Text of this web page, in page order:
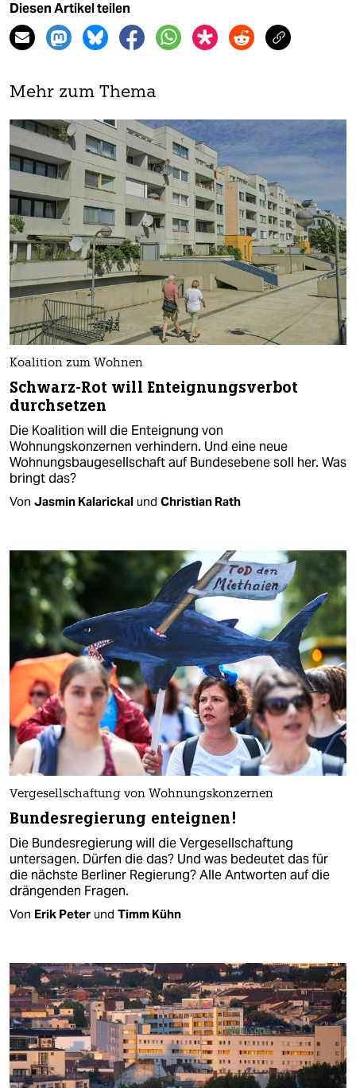
Diesen Artikel teilen
Mehr zum Thema
Koalition zum Wohnen
Schwarz-Rot will Enteignungsverbot
durchsetzen
Die Koalition will die Enteignung von
Wohnungskonzernen verhindern. Und eine neue
Wohnungsbaugesellschaft auf Bundesebene soll her. Was
bringt das?
Von Jasmin Kalarickal und Christian Rath
Vergesellschaftung von Wohnungskonzernen
Bundesregierung enteignen!
Die Bundesregierung will die Vergesellschaftung
untersagen. Dürfen die das? Und was bedeutet das für
die nächste Berliner Regierung? Alle Antworten auf die
drängenden Fragen.
Von Erik Peter und Timm Kühn